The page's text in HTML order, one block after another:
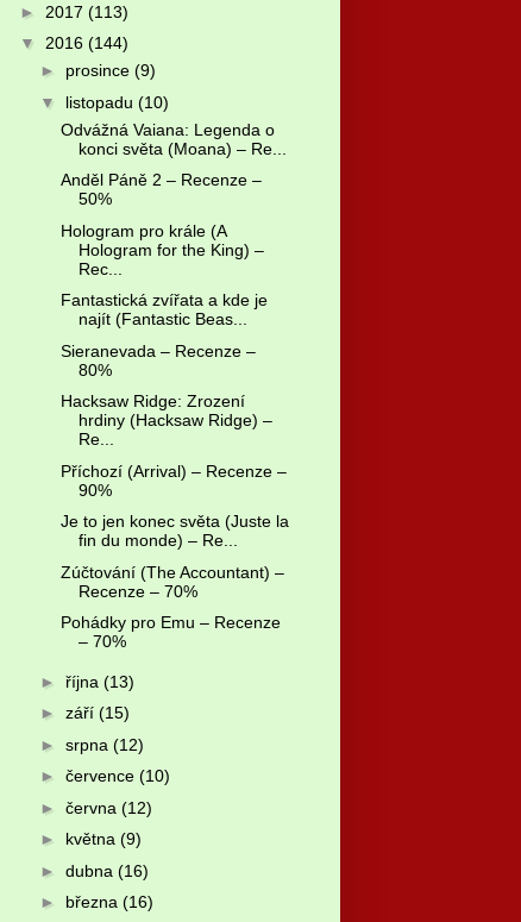
► 2017 (113)
▼ 2016 (144)
► prosince (9)
▼ listopadu (10)
Odvážná Vaiana: Legenda o
konci světa (Moana) – Re...
Anděl Páně 2 – Recenze –
50%
Hologram pro krále (A
Hologram for the King) –
Rec...
Fantastická zvířata a kde je
najít (Fantastic Beas...
Sieranevada – Recenze –
80%
Hacksaw Ridge: Zrození
hrdiny (Hacksaw Ridge) –
Re...
Příchozí (Arrival) – Recenze –
90%
Je to jen konec světa (Juste la
fin du monde) – Re...
Zúčtování (The Accountant) –
Recenze – 70%
Pohádky pro Emu – Recenze
– 70%
► října (13)
► září (15)
► srpna (12)
► července (10)
► června (12)
► května (9)
► dubna (16)
► března (16)